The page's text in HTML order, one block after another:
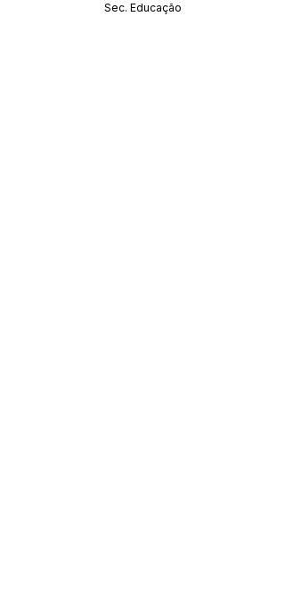
Sec. Educação